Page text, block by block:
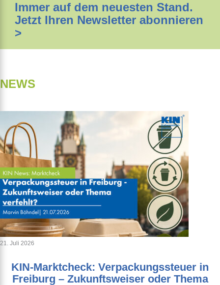
Immer auf dem neuesten Stand.
Jetzt Ihren Newsletter abonnieren
>
NEWS
21. Juli 2026
KIN-Marktcheck: Verpackungssteuer in
Freiburg – Zukunftsweiser oder Thema